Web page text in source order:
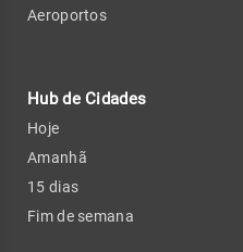
Aeroportos
Hub de Cidades
Hoje
Amanhã
15 dias
Fim de semana